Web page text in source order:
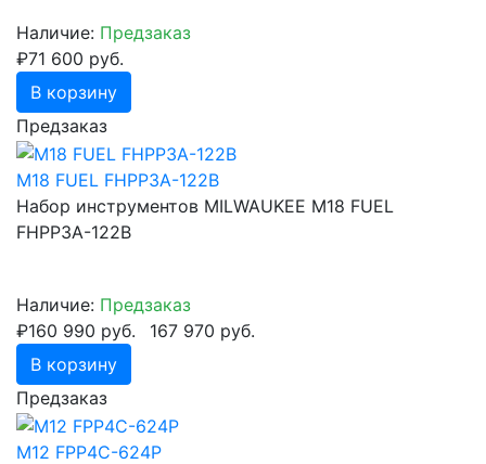
Наличие: Предзаказ
₽71 600 руб.
В корзину
Предзаказ
M18 FUEL FHPP3A-122B
Набор инструментов MILWAUKEE M18 FUEL
FHPP3A-122B
Наличие: Предзаказ
₽160 990 руб.
167 970 руб.
В корзину
Предзаказ
M12 FPP4C-624P